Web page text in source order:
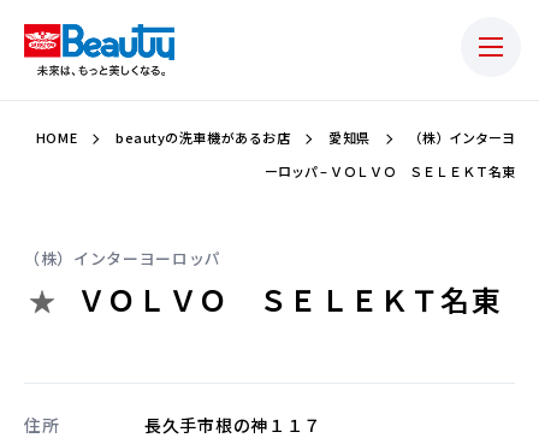
HOME beautyの洗車機があるお店 愛知県
（株）インターヨ
ーロッパ – ＶＯＬＶＯ ＳＥＬＥＫＴ名東
（株）インターヨーロッパ
ＶＯＬＶＯ ＳＥＬＥＫＴ名東
住所 長久手市根の神１１７